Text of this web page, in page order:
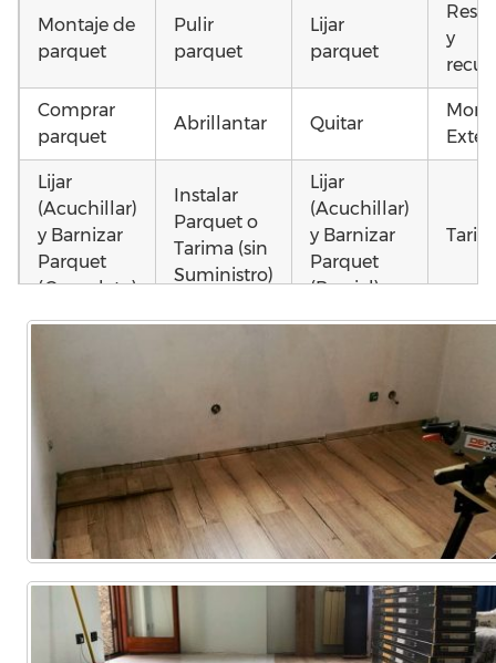
Montaje de
parquet
Pulir
parquet
Lijar
parquet
y
Comprar
parquet
Abrillantar Quitar
Lijar
(Acuchillar)
y Barnizar
Parquet
(Completo)
Instalar
Parquet o
Tarima (sin
Suministro)
Lijar
(Acuchillar)
y Barnizar
Parquet
(Parcial)
Comercial
Vivienda
(Completa)
(Parcial)